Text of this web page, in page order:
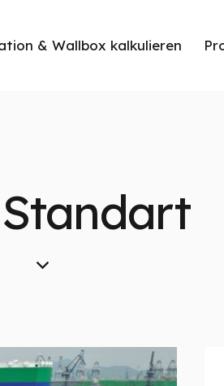
& Wallbox kalkulieren